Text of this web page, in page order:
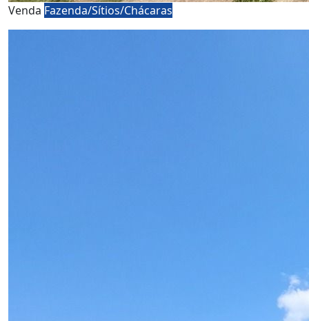
Venda Fazenda/Sítios/Chácaras